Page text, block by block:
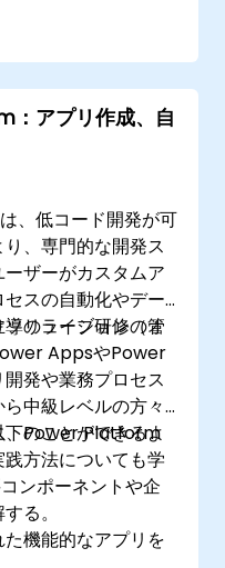
アプリ作成、自
低コード開発が可
、専門的な開発ス
ザーがカスタムア
スの自動化やデー
リューションの管
のライブ研修（オ
AppsやPower
発や業務プロセス
中級レベルの方々
、Power Platform
方法についても学
のことができるよ
ンポーネントや企
る。
機能的なアプリを